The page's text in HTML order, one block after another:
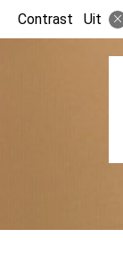
Contrast Uit